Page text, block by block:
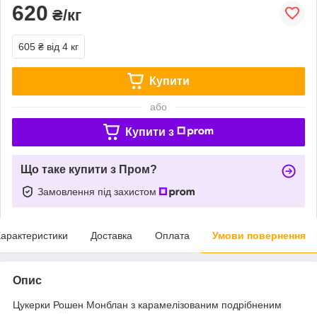
620 ₴/кг
605 ₴ від 4 кг
Купити
або
Купити з
Що таке купити з Пром?
Замовлення під захистом
Доставка Оплата Умови повернення
Опис
Цукерки Рошен Монблан з карамелізованим подрібненим